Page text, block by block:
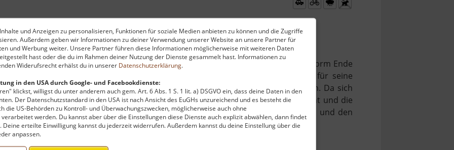
und Anzeigen zu personalisieren, Funktionen für soziale Medien anbieten zu können und die Zugriffe
Außerdem geben wir Informationen zu deiner Verwendung unserer Website an unsere Partner für
und Werbung weiter. Unsere Partner führen diese Informationen möglicherweise mit weiteren Daten
hast oder die du im Rahmen deiner Nutzung der Dienste gesammelt hast. Informationen zu
Widerufsrecht erhälst du in unserer Datenschutzerklärung.
in den USA durch Google- und Facebookdienste:
klickst, willigst du unter anderem auch gem. Art. 6 Abs. 1 S. 1 lit. a) DSGVO ein, dass deine Daten in den
Der Datenschutzstandard in den USA ist nach Ansicht des EuGHs unzureichend und es besteht die
die US-Behörden zu Kontroll- und Überwachungszwecken, möglicherweise auch ohne
werden. Du kannst aber über die Einstellungen diese Dienste auch explizit abwählen, dann findet
erteilte Einwilligung kannst du jederzeit widerrufen. Außerdem kannst du deine Einstellung über die
anpassen.
einem Ortsteil von Halsbrücke, wurde in ihrer heutigen barocken Erscheinungsform Ende
Dacht thront der Kirchturm als Dachreiter. Der Sage nach soll ein Ritter für seine
Kaiser Friedrich I. Barbarossa das erste Kirchlein hier am Platz gestiftet haben. Da sich
Erwähnungen von Niederschöna finden, bleibt die genaue Herkunft unbekannt und die
das Gotteshaus bekannt für seine Silbermannorgel, den frühgotische Taufstein und den